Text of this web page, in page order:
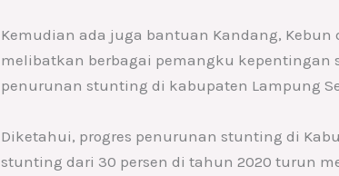
Kemudian ada juga bantuan Kandang,
melibatkan berbagai pemangku
penurunan stunting di kabupaten Lampung
Diketahui, progres penurunan stunting di
stunting dari 30 persen di tahun 2020 turun